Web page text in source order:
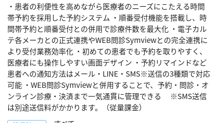
・患者の利便性を高めながら医療者のニーズにこたえる時間
帯予約を採用した予約システム ・順番受付機能を搭載し、時
間帯予約と順番受付との併用で診療件数を最大化 ・電子カル
テ各メーカとの正式連携やWEB問診Symviewとの完全連携に
より受付業務効率化 ・初めての患者でも予約を取りやすく、
医療者にも操作しやすい画面デザイン ・予約リマインドなど
患者への通知方法はメール・LINE・SMS※送信の3種類で対応
可能 ・WEB問診Symviewと併用することで、予約・問診・オ
ンライン診療・決済まで一気通貫に管理できる ※SMS送信
は別途送信料がかかります。（従量課金）